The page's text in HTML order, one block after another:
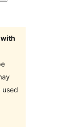
with
used